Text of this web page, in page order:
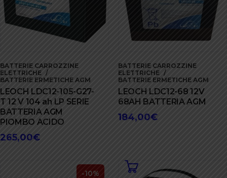
BATTERIE CARROZZINE
ELETTRICHE
BATTERIE ERMETICHE AGM
LEOCH LDC12-105-G27-
T 12 V 104 ah LP SERIE
BATTERIA AGM
PIOMBO ACIDO
265,00€
BATTERIE CARROZZINE
ELETTRICHE
BATTERIE ERMETICHE AGM
LEOCH LDC12-68 12V
68AH BATTERIA AGM
184,00€
-10%